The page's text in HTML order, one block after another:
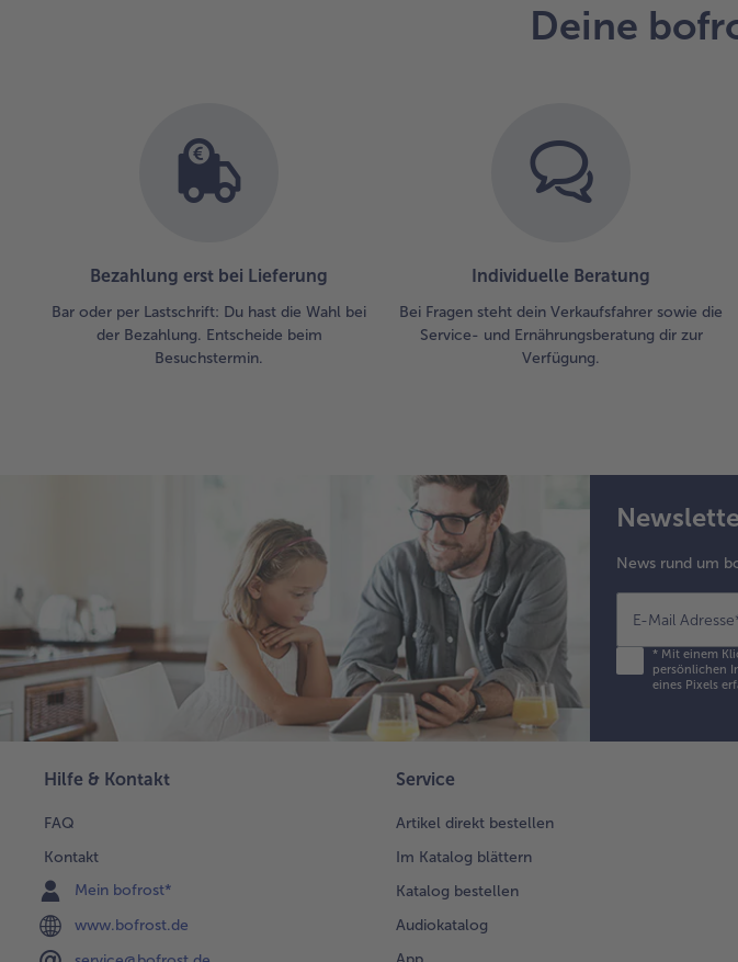
Deine
Bezahlung erst bei Lieferung
Bar oder per Lastschrift: Du hast die Wahl bei
der Bezahlung. Entscheide beim
Besuchstermin.
Individuelle Beratung
Bei Fragen steht dein Verkaufsfahrer sowie die
Service- und Ernährungsberatung dir zur
Verfügung.
News rund um
E-Mail Adresse
*Mit einem
persönlichen
eines Pixels
Hilfe & Kontakt
FAQ
Kontakt
Mein bofrost*
www.bofrost.de
Service
Artikel direkt bestellen
Im Katalog blättern
Katalog bestellen
Audiokatalog